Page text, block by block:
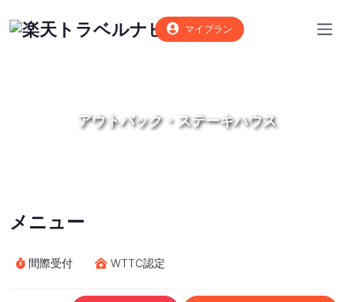
マイプラン
アウトバック・ステーキハウス
メニュー
間際受付 WTTC認定